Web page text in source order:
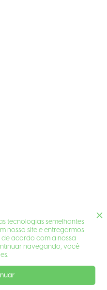
tecnologias semelhantes
nosso site e entregarmos
acordo com a nossa
navegando, você